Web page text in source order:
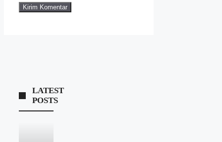
LATEST
POSTS